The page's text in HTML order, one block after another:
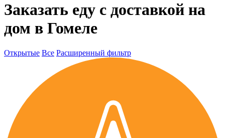
Заказать еду с доставкой на
дом в Гомеле
Открытые Все Расширенный фильтр